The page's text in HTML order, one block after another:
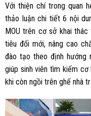
Với thiện chí trong quan
thảo luận chi tiết 6 nội
MOU trên cơ sở khai
tiêu đổi mới, nâng cao
đào tạo theo định hướng
giúp sinh viên tìm kiếm
khi còn ngồi trên ghế nhà